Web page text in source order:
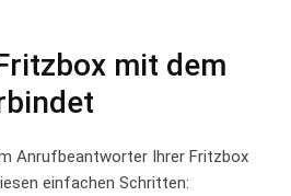
mit dem
‍Anrufbeantworter Ihrer ‍Fritzbox
einfachen Schritten: